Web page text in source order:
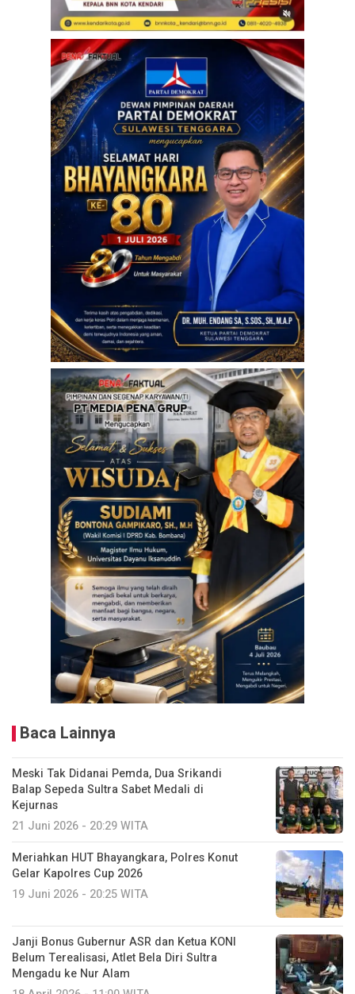
Baca Lainnya
Meski Tak Didanai Pemda, Dua Srikandi
Balap Sepeda Sultra Sabet Medali di
Kejurnas
21 Juni 2026 - 20:29 WITA
Meriahkan HUT Bhayangkara, Polres Konut
Gelar Kapolres Cup 2026
19 Juni 2026 - 20:25 WITA
Janji Bonus Gubernur ASR dan Ketua KONI
Belum Terealisasi, Atlet Bela Diri Sultra
Mengadu ke Nur Alam